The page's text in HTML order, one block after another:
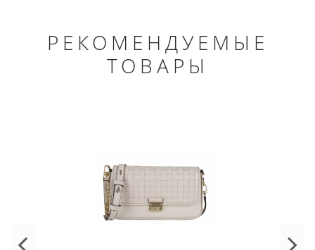
РЕКОМЕНДУЕМЫЕ
ТОВАРЫ